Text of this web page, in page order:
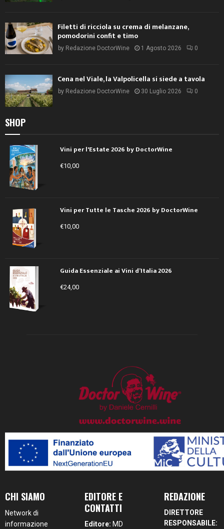
Filetti di ricciola su crema di melanzane,
pomodorini confit e timo
by Redazione DoctorWine 1 Agosto 2026 0
Cena nel Viale, la Valpolicella si siede a tavola
by Redazione DoctorWine 30 Luglio 2026 0
SHOP
Vini per l'Estate 2026 by DoctorWine
€10,00
Vini per Tutte le Tasche 2026 by DoctorWine
€10,00
Guida Essenziale ai Vini d’Italia 2026
€24,00
CHI SIAMO
Network di
informazione
EDITORE E
CONTATTI
Editore: MD
REDAZIONE
DIRETTORE
RESPONSABILE: